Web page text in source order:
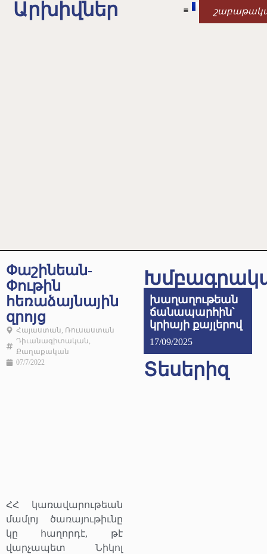
Արխիվներ
Փաշինեան-
Փութին
հեռաձայնային
զրոյց
Հայաստան Ռուսաստան
Դիւանագիտական
Քաղաքական
07/7/2022
ՀՀ կառավարութեան
մամլոյ ծառայութիւնը
կը հաղորդէ, թէ
վարչապետ Նիկոլ
խաղաղութեան
ճանապարհին՝
կրիայի քայլերով
17/09/2025
Տեսերիզ